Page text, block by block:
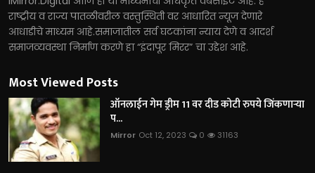
राष्ट्रीय व राज्य पातळीवरील वस्तुस्थिती वर आधारित न्यूज देणारे
आधाडीचे माध्यम आहे.समाजातील सर्व घटकांना न्याय देणे व आदर्श
समाजव्यवस्था निर्माण करणे हा “इंदापूर मिरर” चा उद्देश आहे.
Most Viewed Posts
ऑनलाईन गेम ड्रीम 11 वर दीड कोटी रुपये जिंकणाऱ्या
प...
Mirror Oct 12, 2023 0 31163